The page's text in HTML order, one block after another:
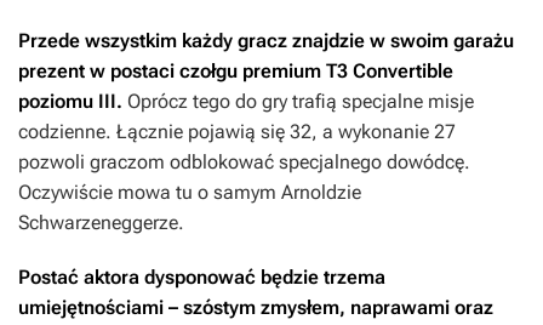
Przede wszystkim każdy gracz znajdzie w swoim garażu
prezent w postaci czołgu premium T3 Convertible
poziomu III. Oprócz tego do gry trafią specjalne misje
codzienne. Łącznie pojawią się 32, a wykonanie 27
pozwoli graczom odblokować specjalnego dowódcę.
Oczywiście mowa tu o samym Arnoldzie
Schwarzeneggerze.
Postać aktora dysponować będzie trzema
umiejętnościami – szóstym zmysłem, naprawami oraz